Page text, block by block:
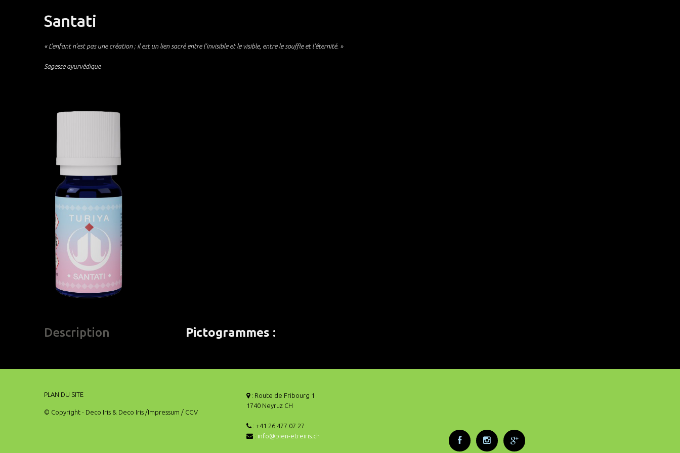
Santati
« L’enfant n’est pas une création ; il est un lien sacré entre l’invisible et le visible, entre le souffle et l’éternité. »
Sagesse ayurvédique
Description Pictogrammes :
PLAN DU SITE
© Copyright - Deco Iris & Deco Iris /Impressum / CGV
: Route de Fribourg 1
1740 Neyruz CH
: +41 26 477 07 27
: info@bien-etreiris.ch